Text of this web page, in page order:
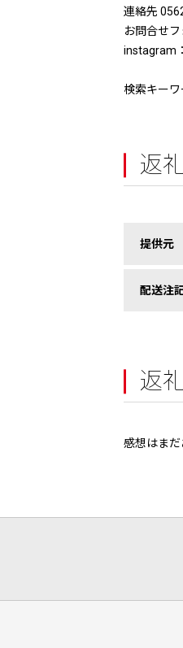
連絡先
お問合せ
instagram
検索キー
返
提供元
配送注
返
感想はまだ